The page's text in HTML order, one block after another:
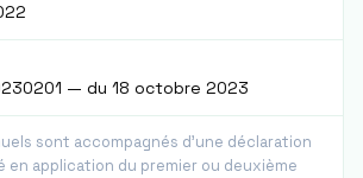
— du 18 octobre 2023
sont accompagnés d'une déclaration
application du premier ou deuxième